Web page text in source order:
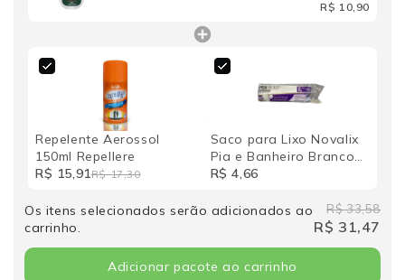
R$ 10,90
Repelente Aerossol
150ml Repellere
R$ 15,91R$ 17,30
Saco para Lixo Novalix
Pia e Banheiro Branco
10L Rolo com 50
R$ 4,66
Os itens selecionados serão adicionados ao
carrinho.
R$ 33,58
R$ 31,47
Adicionar pacote ao carrinho